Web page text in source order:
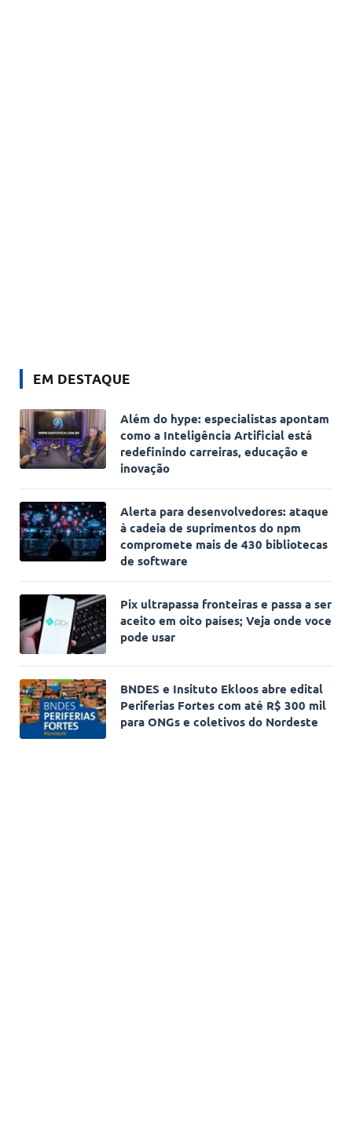
EM DESTAQUE
Além do hype: especialistas apontam
como a Inteligência Artificial está
redefinindo carreiras, educação e
inovação
Alerta para desenvolvedores: ataque
à cadeia de suprimentos do npm
compromete mais de 430 bibliotecas
de software
Pix ultrapassa fronteiras e passa a ser
aceito em oito países; Veja onde voce
pode usar
BNDES e Insituto Ekloos abre edital
Periferias Fortes com até R$ 300 mil
para ONGs e coletivos do Nordeste